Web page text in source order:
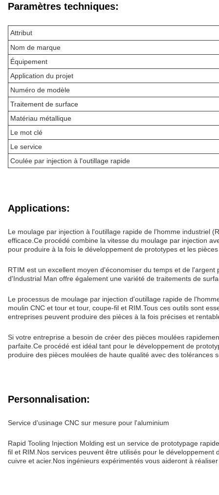
Paramètres techniques:
Attribut
Nom de marque
Équipement
Application du projet
Numéro de modèle
Traitement de surface
Matériau métallique
Le mot clé
Le service
Coulée par injection à l'outillage rapide
Applications:
Le moulage par injection à l'outillage rapide de l'homme industriel
efficace.Ce procédé combine la vitesse du moulage par injection
pour produire à la fois le développement de prototypes et les
RTIM est un excellent moyen d'économiser du temps et de
d'Industrial Man offre également une variété de traitements de
Le processus de moulage par injection d'outillage rapide de
moulin CNC et tour et tour, coupe-fil et RIM.Tous ces outils sont
entreprises peuvent produire des pièces à la fois précises et
Si votre entreprise a besoin de créer des pièces moulées
parfaite.Ce procédé est idéal tant pour le développement de
produire des pièces moulées de haute qualité avec des tolérances
Personnalisation:
Service d'usinage CNC sur mesure pour l'aluminium
Rapid Tooling Injection Molding est un service de prototypage
fil et RIM.Nos services peuvent être utilisés pour le
cuivre et acier.Nos ingénieurs expérimentés vous aideront à